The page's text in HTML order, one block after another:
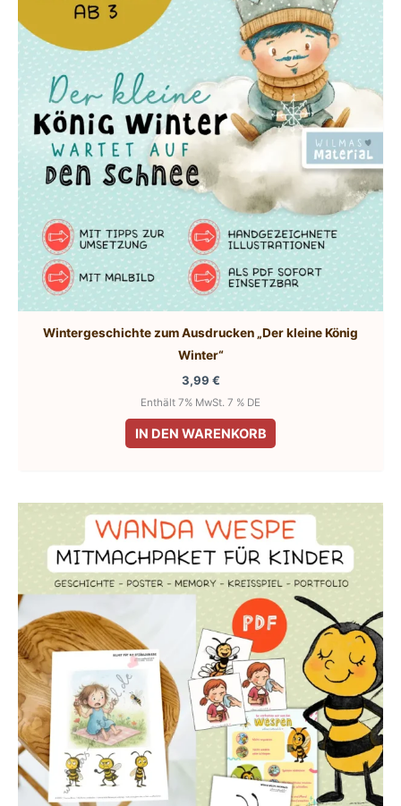
Wintergeschichte zum Ausdrucken „Der kleine König
Winter“
3,99 €
Enthält 7% MwSt. 7 % DE
IN DEN WARENKORB